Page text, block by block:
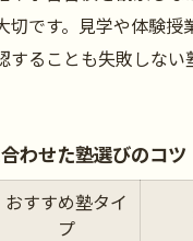
切です。見学や体験授
することも失敗しない
わせた塾選びのコツ
おすすめ塾タイ
プ